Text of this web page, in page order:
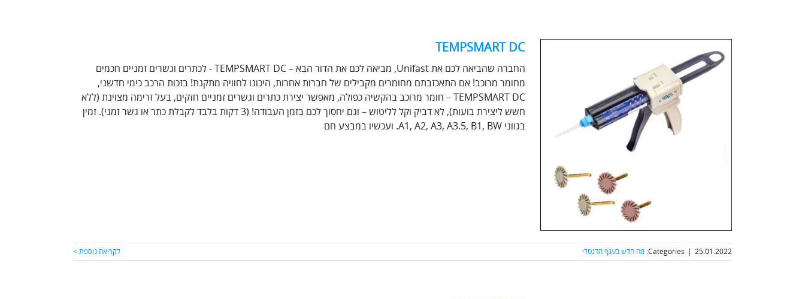
TEMPSMART DC
החברה שהביאה לכם את Unifast, מביאה לכם את הדור הבא – TEMPSMART DC - לכתרים וגשרים זמניים חכמים
מחומר מרוכב! אם התאכזבתם מחומרים מקבילים של חברות אחרות, היכונו לחוויה מתקנת! בזכות הרכב כימי חדשני,
TEMPSMART DC – חומר מרוכב בהקשיה כפולה, מאפשר יצירת כתרים וגשרים זמניים חזקים, בעל זרימה מצוינת (ללא
חשש ליצירת בועות), לא דביק וקל לליטוש – וגם יחסוך לכם בזמן העבודה! (3 דקות בלבד לקבלת כתר או גשר זמני). זמין
בגווני A1, A2, A3, A3.5, B1, BW. ועכשיו במבצע חם
25.01.2022
|
Categories: מה חדש בענף הדנטלי לקריאה נוספת >